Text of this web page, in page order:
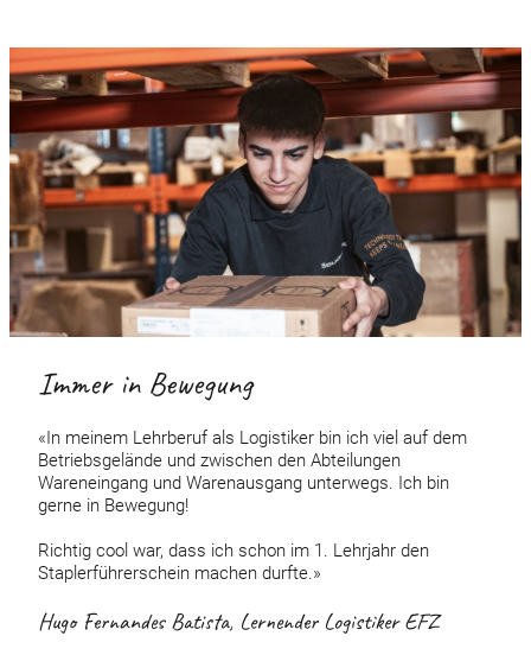
Immer in Bewegung
«In meinem Lehrberuf als Logistiker bin ich viel auf dem
Betriebsgelände und zwischen den Abteilungen
Wareneingang und Warenausgang unterwegs. Ich bin
gerne in Bewegung!
Richtig cool war, dass ich schon im 1. Lehrjahr den
Staplerführerschein machen durfte.»
Hugo Fernandes Batista, Lernender Logistiker EFZ